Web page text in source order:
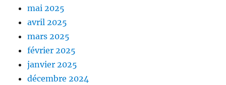
mai 2025
avril 2025
mars 2025
février 2025
janvier 2025
décembre 2024